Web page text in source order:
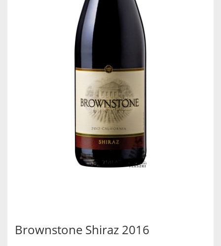
Brownstone Shiraz 2016